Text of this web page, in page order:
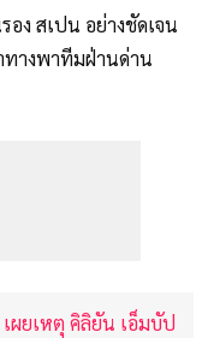
อง สเปน อย่างชัดเจน
ทางพาทีมฝ่านด่าน
เผยเหตุ คิลิยัน เอ็มบัป